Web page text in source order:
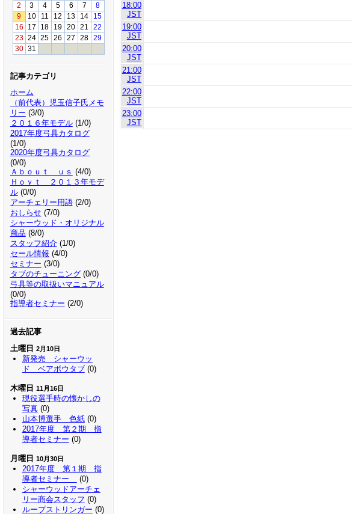
2
3 4 5 6 7
8
9
10 11 12 13 14
15
16
17 18 19 20 21
22
23
24 25 26 27 28
29
30
31
記事カテゴリ
ホーム
（前代表）児玉信子氏メモ
リー (3/0)
２０１６年モデル(1/0)
2017年度弓具カタログ
(1/0)
2020年度弓具カタログ
(0/0)
Ａｂｏｕｔ ｕｓ (4/0)
Ｈｏｙｔ ２０１３年モデ
ル(0/0)
アーチェリー用語(2/0)
おしらせ(7/0)
シャーウッド・オリジナル
商品 (8/0)
スタッフ紹介(1/0)
セール情報 (4/0)
セミナー (3/0)
タブのチューニング(0/0)
弓具等の取扱いマニュアル
(0/0)
指導者セミナー (2/0)
過去記事
土曜日 2月10日
新発売 シャーウッ
ド ベアボウタブ(0)
木曜日 11月16日
現役選手時の懐かしの
写真(0)
山本博選手 色紙(0)
2017年度 第２期 指
導者セミナー (0)
月曜日 10月30日
2017年度 第１期 指
導者セミナー
(0)
シャーウッドアーチェ
リー商会スタッフ (0)
ループストリンガー (0)
18:00
JST
19:00
JST
20:00
JST
21:00
JST
22:00
JST
23:00
JST